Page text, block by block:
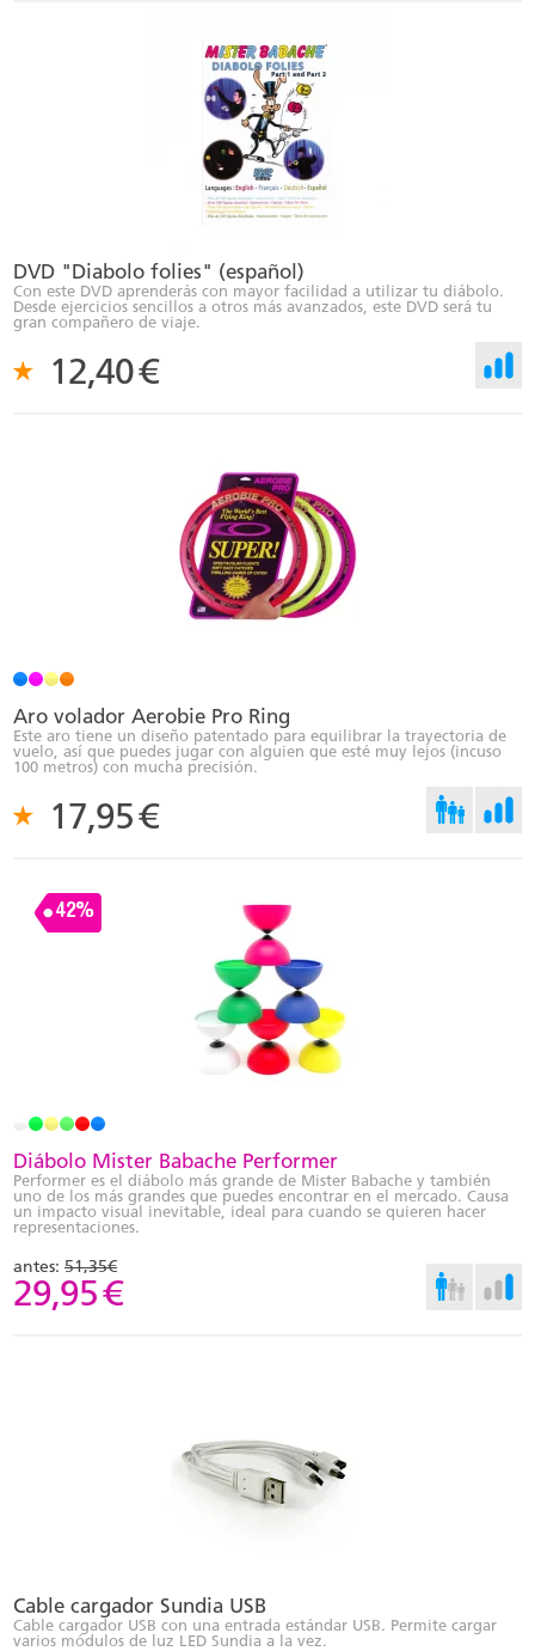
DVD "Diabolo folies" (español)
Con este DVD aprenderás con mayor facilidad a utilizar tu diábolo.
Desde ejercicios sencillos a otros más avanzados, este DVD será tu
gran compañero de viaje.
12,40€
Aro volador Aerobie Pro Ring
Este aro tiene un diseño patentado para equilibrar la trayectoria de
vuelo, así que puedes jugar con alguien que esté muy lejos (incuso
100 metros) con mucha precisión.
17,95€
42%
Diábolo Mister Babache Performer
Performer es el diábolo más grande de Mister Babache y también
uno de los más grandes que puedes encontrar en el mercado. Causa
un impacto visual inevitable, ideal para cuando se quieren hacer
representaciones.
antes: 51,35€
29,95€
Cable cargador Sundia USB
Cable cargador USB con una entrada estándar USB. Permite cargar
varios módulos de luz LED Sundia a la vez.